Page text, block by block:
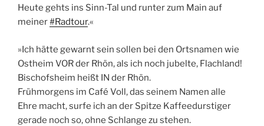
Heute gehts ins Sinn-Tal und runter zum Main auf
meiner#Radtour.«
»Ich hätte gewarnt sein sollen bei den Ortsnamen wie
Ostheim VOR der Rhön, als ich noch jubelte, Flachland!
Bischofsheim heißt IN der Rhön.
Frühmorgens im Café Voll, das seinem Namen alle
Ehre macht, surfe ich an der Spitze Kaffeedurstiger
gerade noch so, ohne Schlange zu stehen.